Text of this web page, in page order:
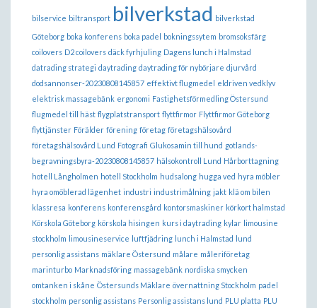
bilservice biltransport bilverkstad bilverkstad
Göteborg boka konferens boka padel bokningssytem bromsoksfärg
coilovers D2 coilovers däck fyrhjuling Dagens lunch i Halmstad
datrading strategi daytrading daytrading för nybörjare djurvård
dodsannonser-20230808145857 effektivt flugmedel eldriven vedklyv
elektrisk massagebänk ergonomi Fastighetsförmedling Östersund
flugmedel till häst flygplatstransport flyttfirmor Flyttfirmor Göteborg
flyttjänster Förälder förening företag företagshälsovård
företagshälsovård Lund Fotografi Glukosamin till hund gotlands-
begravningsbyra-20230808145857 hälsokontroll Lund Hårborttagning
hotell Långholmen hotell Stockholm hudsalong hugga ved hyra möbler
hyra omöblerad lägenhet industri industrimålning jakt klä om bilen
klassresa konferens konferensgård kontorsmaskiner körkort halmstad
Körskola Göteborg körskola hisingen kurs i daytrading kylar limousine
stockholm limousineservice luftfjädring lunch i Halmstad lund
personlig assistans mäklare Östersund målare måleriföretag
marinturbo Marknadsföring massagebänk nordiska smycken
omtanken i skåne Östersunds Mäklare övernattning Stockholm padel
stockholm personlig assistans Personlig assistans lund PLU platta PLU